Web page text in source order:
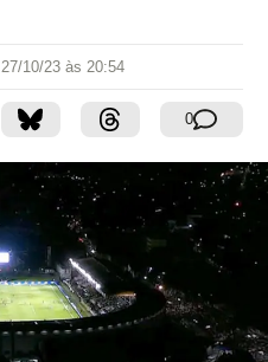
27/10/23 às 20:54
0